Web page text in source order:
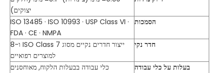
יצוקים)
הסמכות ISO 13485 · ISO 10993 · USP Class VI ·
FDA · CE · NMPA
חדר נקי
ייצור חדרים נקיים מסוג ISO Class 7 ו-8
למוצרים רפואיים
בעלות על כלי עבודה
כלי עבודה בבעלות הלקוח, מאוחסנים